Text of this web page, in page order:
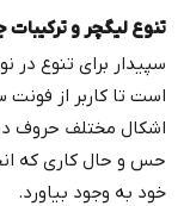
تنوع لیگچر و ترکیبات
سپیدار برای تنوع در
است تا کاربر از فونت
اشکال مختلف حروف
حس و حال کاری که
خود به وجود بیاورد.